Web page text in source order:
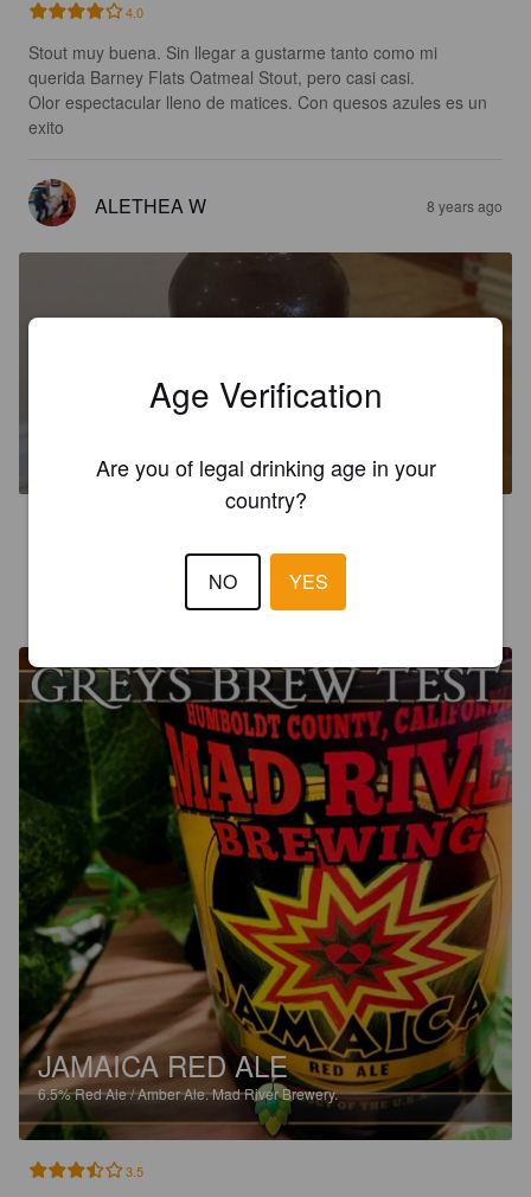
4.0
Stout muy buena. Sin llegar a gustarme tanto como mi
querida Barney Flats Oatmeal Stout, pero casi casi.
Olor espectacular lleno de matices. Con quesos azules es un
exito
ALETHEA W 8 years ago
SLAMMIN' SALMON
JAMAICA RED ALE
6.5%Red Ale / Amber Ale.Mad River Brewery.
3.5
Age Verification
Are you of legal drinking age in your
country?
NO YES